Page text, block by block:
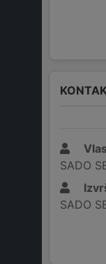
SADO
SADO